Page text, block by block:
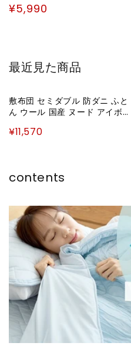
通
¥5,990
最近見た商品
敷布団 セミダブル 防ダニ ふと
ん ウール 国産 ヌード アイボ
ダブルロング 羊毛ヌード(ウー
¥11,570
contents